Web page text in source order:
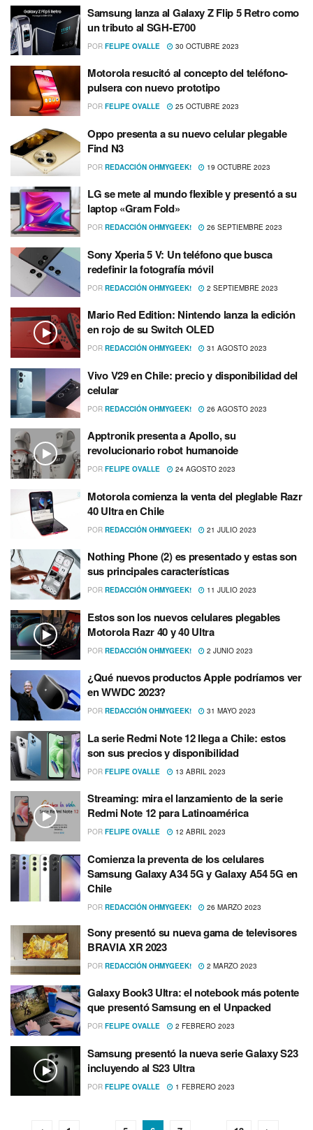
Samsung lanza al Galaxy Z Flip 5 Retro como
un tributo al SGH-E700
POR FELIPE OVALLE 30 OCTUBRE 2023
Motorola resucitó al concepto del teléfono-
pulsera con nuevo prototipo
POR FELIPE OVALLE 25 OCTUBRE 2023
Oppo presenta a su nuevo celular plegable
Find N3
POR REDACCIÓN OHMYGEEK! 19 OCTUBRE 2023
LG se mete al mundo flexible y presentó a su
laptop «Gram Fold»
POR REDACCIÓN OHMYGEEK! 26 SEPTIEMBRE 2023
Sony Xperia 5 V: Un teléfono que busca
redefinir la fotografía móvil
POR REDACCIÓN OHMYGEEK! 2 SEPTIEMBRE 2023
Mario Red Edition: Nintendo lanza la edición
en rojo de su Switch OLED
POR REDACCIÓN OHMYGEEK! 31 AGOSTO 2023
Vivo V29 en Chile: precio y disponibilidad del
celular
POR REDACCIÓN OHMYGEEK! 26 AGOSTO 2023
Apptronik presenta a Apollo, su
revolucionario robot humanoide
POR FELIPE OVALLE 24 AGOSTO 2023
Motorola comienza la venta del pleglable Razr
40 Ultra en Chile
POR REDACCIÓN OHMYGEEK! 21 JULIO 2023
Nothing Phone (2) es presentado y estas son
sus principales características
POR REDACCIÓN OHMYGEEK! 11 JULIO 2023
Estos son los nuevos celulares plegables
Motorola Razr 40 y 40 Ultra
POR REDACCIÓN OHMYGEEK! 2 JUNIO 2023
¿Qué nuevos productos Apple podríamos ver
en WWDC 2023?
POR REDACCIÓN OHMYGEEK! 31 MAYO 2023
La serie Redmi Note 12 llega a Chile: estos
son sus precios y disponibilidad
POR FELIPE OVALLE 13 ABRIL 2023
Streaming: mira el lanzamiento de la serie
Redmi Note 12 para Latinoamérica
POR FELIPE OVALLE 12 ABRIL 2023
Comienza la preventa de los celulares
Samsung Galaxy A34 5G y Galaxy A54 5G en
Chile
POR REDACCIÓN OHMYGEEK! 26 MARZO 2023
Sony presentó su nueva gama de televisores
BRAVIA XR 2023
POR REDACCIÓN OHMYGEEK! 2 MARZO 2023
Galaxy Book3 Ultra: el notebook más potente
que presentó Samsung en el Unpacked
POR FELIPE OVALLE 2 FEBRERO 2023
Samsung presentó la nueva serie Galaxy S23
incluyendo al S23 Ultra
POR FELIPE OVALLE 1 FEBRERO 2023